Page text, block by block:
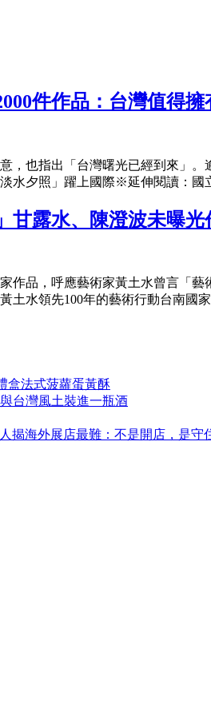
件作品：台灣值得
，也指出「台灣曙光已經到來」
水夕照」躍上國際※延伸閱讀：國
甘露水、陳澄波未曝光
作品，呼應藝術家黃土水曾言「
水領先100年的藝術行動台南國
盒法式菠蘿蛋黃酥
台灣風土裝進一瓶酒
揭海外展店最難：不是開店，是守